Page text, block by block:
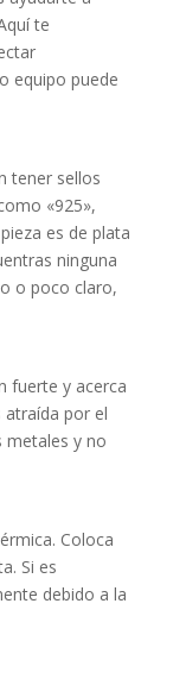
te
equipo puede
tener sellos
«925»,
es de plata
ninguna
o poco claro,
fuerte y acerca
atraída por el
metales y no
Coloca
Si es
debido a la